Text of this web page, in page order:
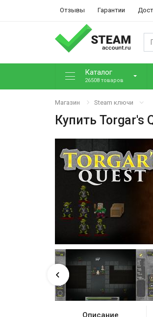
Отзывы Гарантии
Каталог
26508 товаров
Магазин Steam ключи
Купить Torgar's
Описание